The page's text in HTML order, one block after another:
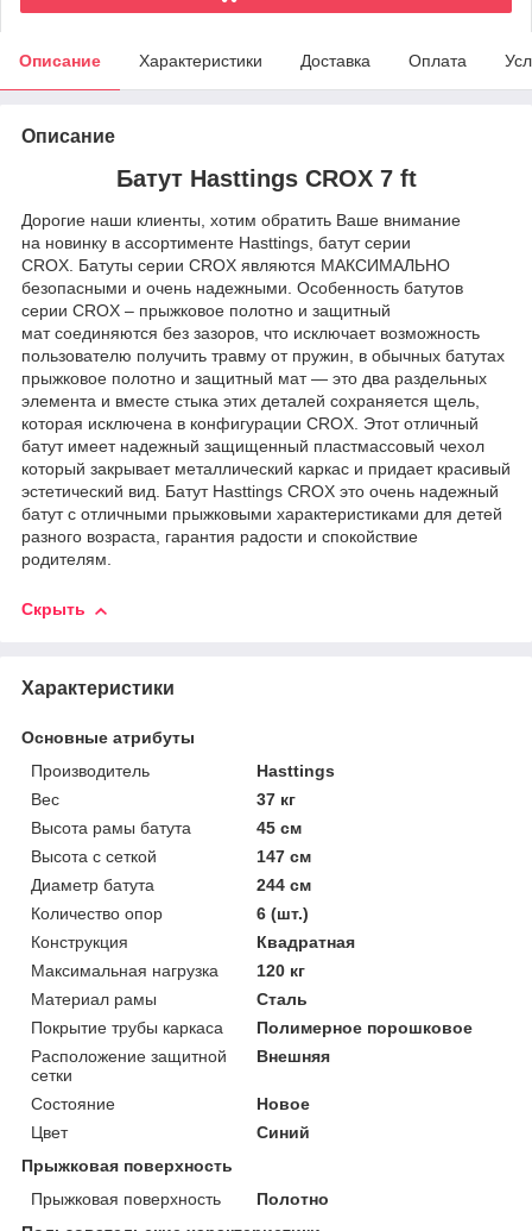
Описание Характеристики Доставка Оплата
Описание
Батут Hasttings CROX 7 ft
Дорогие наши клиенты, хотим обратить Ваше внимание
на новинку в ассортименте Hasttings, батут серии
CROX. Батуты серии CROX являются МАКСИМАЛЬНО
безопасными и очень надежными. Особенность батутов
серии CROX – прыжковое полотно и защитный
мат соединяются без зазоров, что исключает возможность
пользователю получить травму от пружин, в обычных батутах
прыжковое полотно и защитный мат — это два раздельных
элемента и вместе стыка этих деталей сохраняется щель,
которая исключена в конфигурации CROX. Этот отличный
батут имеет надежный защищенный пластмассовый чехол
который закрывает металлический каркас и придает красивый
эстетический вид. Батут Hasttings CROX это очень надежный
батут с отличными прыжковыми характеристиками для детей
разного возраста, гарантия радости и спокойствие
родителям.
Скрыть
Характеристики
Основные атрибуты
Производитель
Hasttings
Вес
37 кг
Высота рамы батута
45 см
Высота с сеткой
147 см
Диаметр батута
244 см
Количество опор
6 (шт.)
Конструкция
Квадратная
Максимальная нагрузка
120 кг
Материал рамы
Сталь
Покрытие трубы каркаса
Полимерное порошковое
Расположение защитной
сетки
Внешняя
Состояние
Новое
Цвет
Синий
Прыжковая поверхность
Прыжковая поверхность
Полотно